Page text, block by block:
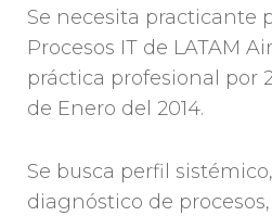
Se necesita practicante
Procesos IT de LATAM
práctica profesional por
de Enero del 2014.
Se busca perfil
diagnóstico de